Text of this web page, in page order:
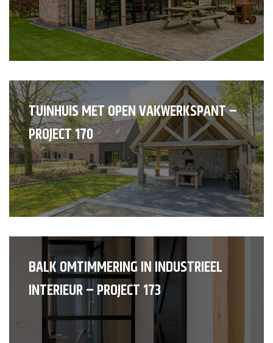
TUINHUIS MET OPEN VAKWERKSPANT –
PROJECT 170
BALK OMTIMMERING IN INDUSTRIEEL
INTERIEUR – PROJECT 173